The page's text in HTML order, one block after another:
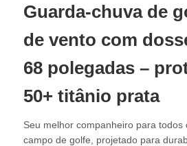
Produtos
Quem Somos
Fábrica
Guarda-chuva de
de vento com
68 polegadas –
50+ titânio prata
Seu melhor companheiro para todos
campo de golfe, projetado para